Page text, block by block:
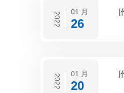
2022 01 月
26
2022 01 月
20